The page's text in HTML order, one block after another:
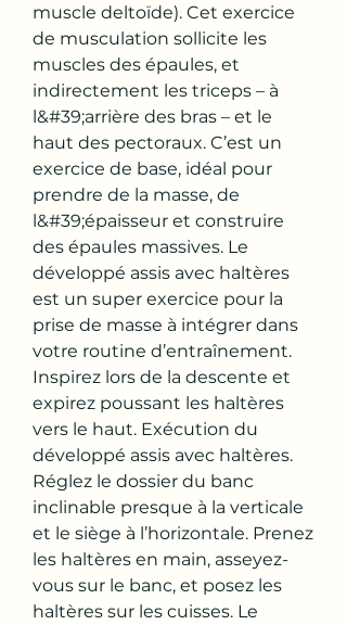
muscle deltoïde). Cet exercice
de musculation sollicite les
muscles des épaules, et
indirectement les triceps – à
l&#39;arrière des bras – et le
haut des pectoraux. C’est un
exercice de base, idéal pour
prendre de la masse, de
l&#39;épaisseur et construire
des épaules massives. Le
développé assis avec haltères
est un super exercice pour la
prise de masse à intégrer dans
votre routine d’entraînement.
Inspirez lors de la descente et
expirez poussant les haltères
vers le haut. Exécution du
développé assis avec haltères.
Réglez le dossier du banc
inclinable presque à la verticale
et le siège à l’horizontale. Prenez
les haltères en main, asseyez-
vous sur le banc, et posez les
haltères sur les cuisses. Le